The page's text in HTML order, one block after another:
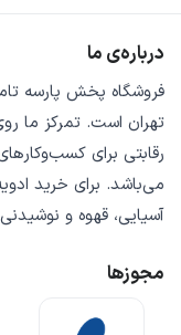
درباره‌ی ما
فروشگاه پخش پارسه
تهران است. تمرکز ما
رقابتی برای
می‌باشد. برای خرید
آسیایی، قهوه و نوشیدنی
مجوزها